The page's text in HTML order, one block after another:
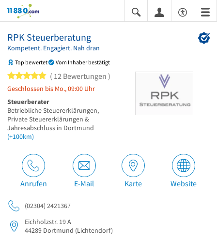
11880.com
RPK Steuerberatung
Kompetent. Engagiert. Nah dran
Top bewertet Vom Inhaber bestätigt
5 von 5 Sternen
12 Bewertungen
Geschlossen bis Mo., 09:00 Uhr
Steuerberater
Betriebliche Steuererklärungen,
Private Steuererklärungen &
Jahresabschluss in Dortmund
(+100km)
Anrufen E-Mail Karte Website
(02304) 2421367
Eichholzstr. 19 A
44289 Dortmund (Lichtendorf)